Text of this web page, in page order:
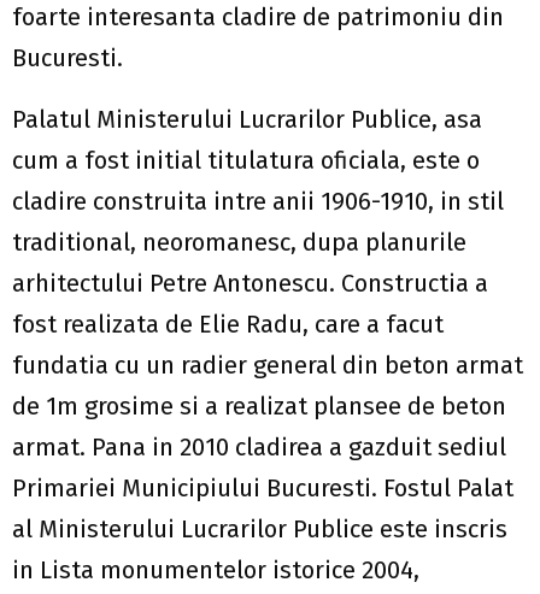
foarte interesanta cladire de patrimoniu din
Bucuresti.
Palatul Ministerului Lucrarilor Publice, asa
cum a fost initial titulatura oficiala, este o
cladire construita intre anii 1906-1910, in stil
traditional, neoromanesc, dupa planurile
arhitectului Petre Antonescu. Constructia a
fost realizata de Elie Radu, care a facut
fundatia cu un radier general din beton armat
de 1m grosime si a realizat plansee de beton
armat. Pana in 2010 cladirea a gazduit sediul
Primariei Municipiului Bucuresti. Fostul Palat
al Ministerului Lucrarilor Publice este inscris
in Lista monumentelor istorice 2004,